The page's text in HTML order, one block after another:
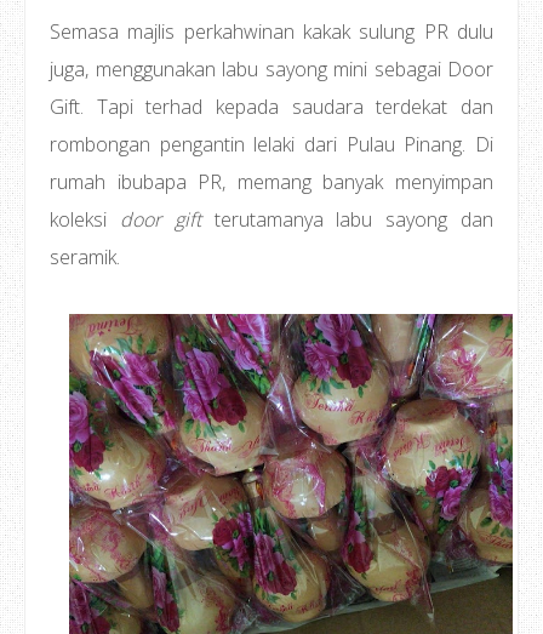
Semasa majlis perkahwinan kakak sulung PR dulu
juga, menggunakan labu sayong mini sebagai Door
Gift. Tapi terhad kepada saudara terdekat dan
rombongan pengantin lelaki dari Pulau Pinang. Di
rumah ibubapa PR, memang banyak menyimpan
koleksi door giftterutamanya labu sayong dan
seramik.